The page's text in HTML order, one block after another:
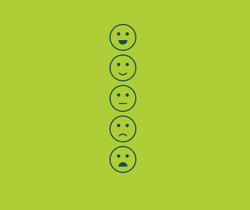
Bewertung auswählen